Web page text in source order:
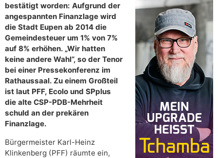
bestätigt worden: Aufgrund der
angespannten Finanzlage wird
die Stadt Eupen ab 2014 die
Gemeindesteuer um 1% von 7%
auf 8% erhöhen. „Wir hatten
keine andere Wahl“, so der Tenor
bei einer Pressekonferenz im
Rathaussaal. Zu einem Großteil
ist laut PFF, Ecolo und SPplus
die alte CSP-PDB-Mehrheit
schuld an der prekären
Finanzlage.
Bürgermeister Karl-Heinz
Klinkenberg (PFF) räumte ein,